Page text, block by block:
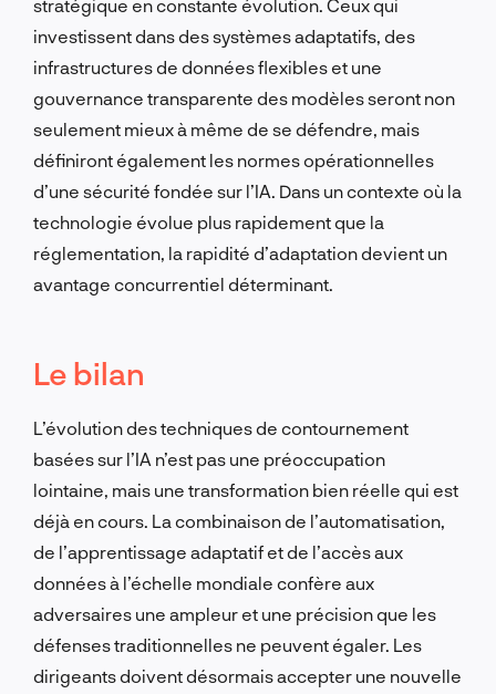
stratégique en constante évolution. Ceux qui
investissent dans des systèmes adaptatifs, des
infrastructures de données flexibles et une
gouvernance transparente des modèles seront non
seulement mieux à même de se défendre, mais
définiront également les normes opérationnelles
d’une sécurité fondée sur l’IA. Dans un contexte où la
technologie évolue plus rapidement que la
réglementation, la rapidité d’adaptation devient un
avantage concurrentiel déterminant.
Le bilan
L’évolution des techniques de contournement
basées sur l’IA n’est pas une préoccupation
lointaine, mais une transformation bien réelle qui est
déjà en cours. La combinaison de l’automatisation,
de l’apprentissage adaptatif et de l’accès aux
données à l’échelle mondiale confère aux
adversaires une ampleur et une précision que les
défenses traditionnelles ne peuvent égaler. Les
dirigeants doivent désormais accepter une nouvelle